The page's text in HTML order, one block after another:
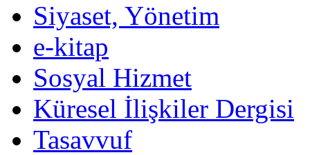
Siyaset, Yönetim
e-kitap
Sosyal Hizmet
Küresel İlişkiler Dergisi
Tasavvuf